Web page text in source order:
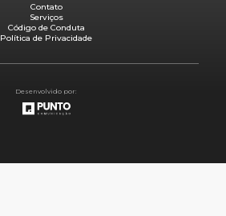
Contato
Serviços
Código de Conduta
Política de Privacidade
Desenvolvido por: